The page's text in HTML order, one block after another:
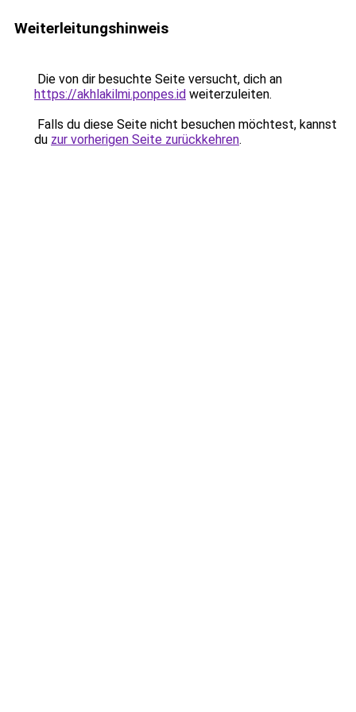
Weiterleitungshinweis
Die von dir besuchte Seite versucht, dich an
https://akhlakilmi.ponpes.id weiterzuleiten.
Falls du diese Seite nicht besuchen möchtest, kannst
du zur vorherigen Seite zurückkehren.